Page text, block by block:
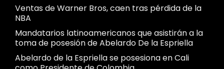
Ventas de Warner Bros, caen tras pérdida de la
NBA
Mandatarios latinoamericanos que asistirán a la
toma de posesión de Abelardo De la Espriella
Abelardo de la Espriella se posesiona en Cali